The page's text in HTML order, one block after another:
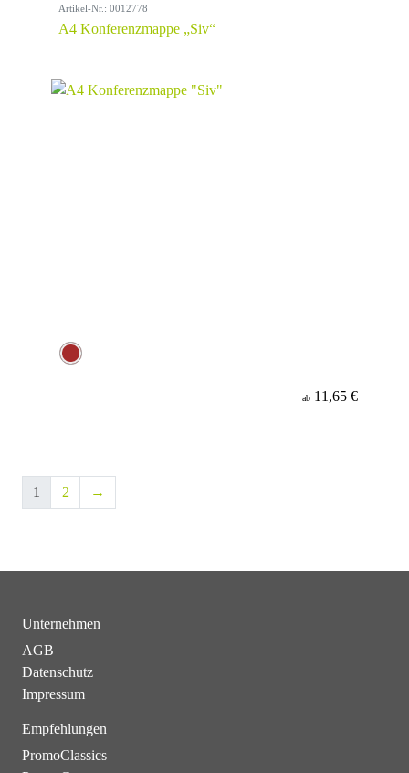
Artikel-Nr.: 0012778
A4 Konferenzmappe „Siv“
ab 11,65 €
1 2 →
Unternehmen
AGB
Datenschutz
Impressum
Empfehlungen
PromoClassics